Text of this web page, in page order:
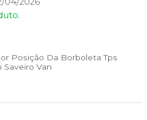
Posição Da Borboleta Tps
Saveiro Van